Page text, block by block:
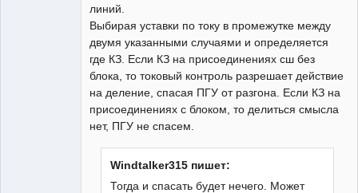
линий.
Выбирая уставки по току в промежутке между
двумя указанными случаями и определяется
где КЗ. Если КЗ на присоединениях сш без
блока, то токовый контроль разрешает действие
на деление, спасая ПГУ от разгона. Если КЗ на
присоединениях с блоком, то делиться смысла
нет, ПГУ не спасем.
Windtalker315 пишет:
Тогда и спасать будет нечего. Может